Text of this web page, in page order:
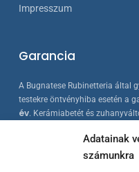
Adatainak
számunkra
Impresszum
Garancia
A Bugnatese Rubinetteria által
testekre öntvényhiba esetén a
év. Kerámiabetét és
szabványokkal összhangban